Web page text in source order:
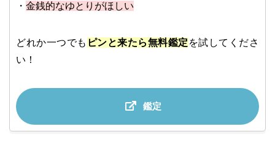
・ 金銭的なゆとりがほしい
どれか一つでも ピンと来たら無料鑑定 を試してくださ
い！
鑑定